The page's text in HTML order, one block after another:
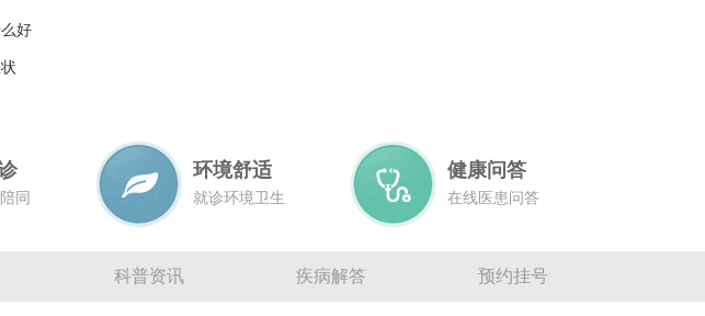
么好
同
环境舒适
就诊环境卫生
健康问答
在线医患问答
科普资讯 疾病解答 预约挂号